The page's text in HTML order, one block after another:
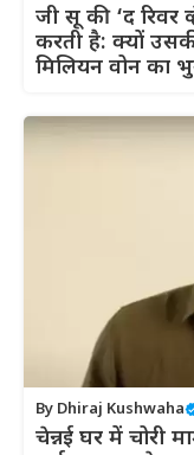
जी सू की ‘द रिवर
करती है: क्यों
मिलियन वोन का
By Dhiraj Kushwaha
चेन्नई घर में चोरी